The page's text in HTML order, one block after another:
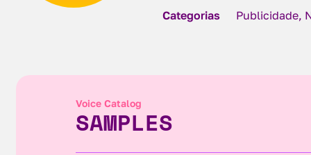
Categorias Publicidade,
Voice Catalog
SAMPLES